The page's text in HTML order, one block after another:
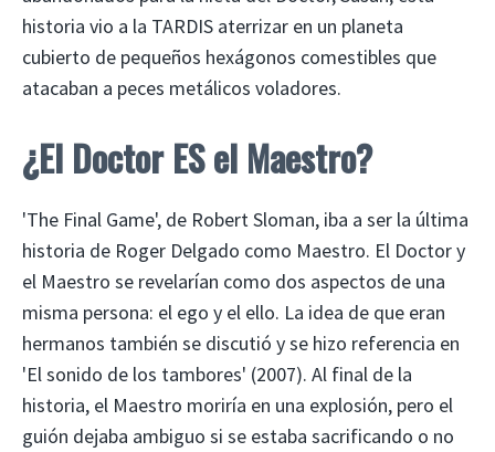
historia vio a la TARDIS aterrizar en un planeta
cubierto de pequeños hexágonos comestibles que
atacaban a peces metálicos voladores.
¿El Doctor ES el Maestro?
'The Final Game', de Robert Sloman, iba a ser la última
historia de Roger Delgado como Maestro. El Doctor y
el Maestro se revelarían como dos aspectos de una
misma persona: el ego y el ello. La idea de que eran
hermanos también se discutió y se hizo referencia en
'El sonido de los tambores' (2007). Al final de la
historia, el Maestro moriría en una explosión, pero el
guión dejaba ambiguo si se estaba sacrificando o no